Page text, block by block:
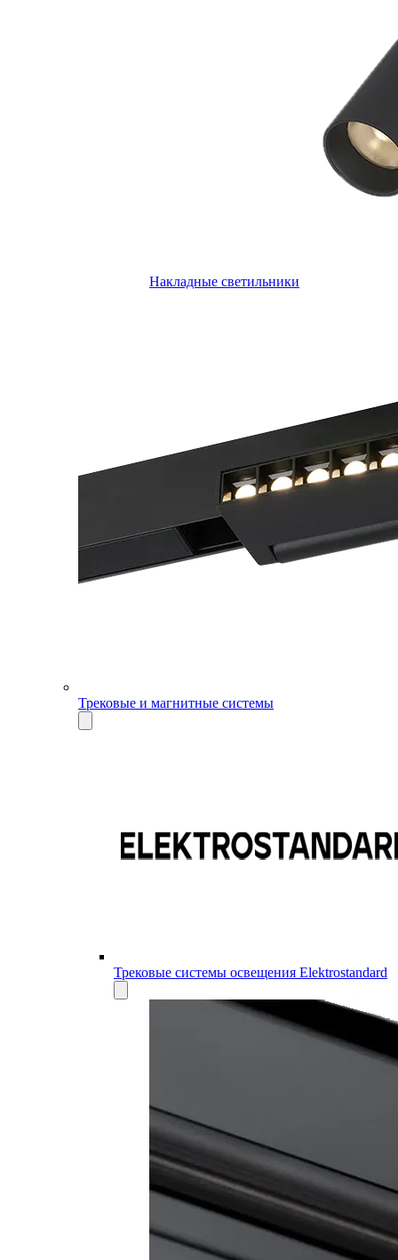
Накладные светильники
Трековые и магнитные системы
Трековые системы освещения Elektrostandard